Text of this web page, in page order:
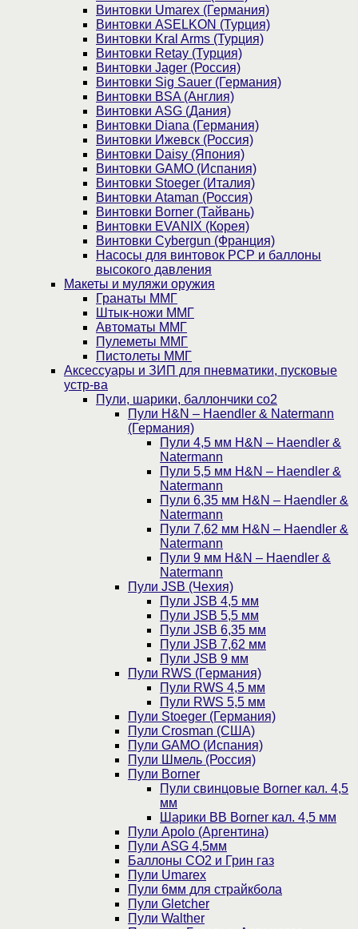
Винтовки Umarex (Германия)
Винтовки ASELKON (Турция)
Винтовки Kral Arms (Турция)
Винтовки Retay (Турция)
Винтовки Jager (Россия)
Винтовки Sig Sauer (Германия)
Винтовки BSA (Англия)
Винтовки ASG (Дания)
Винтовки Diana (Германия)
Винтовки Ижевск (Россия)
Винтовки Daisy (Япония)
Винтовки GAMO (Испания)
Винтовки Stoeger (Италия)
Винтовки Ataman (Россия)
Винтовки Borner (Тайвань)
Винтовки EVANIX (Корея)
Винтовки Cybergun (Франция)
Насосы для винтовок PCP и баллоны
высокого давления
Макеты и муляжи оружия
Гранаты ММГ
Штык-ножи ММГ
Автоматы ММГ
Пулеметы ММГ
Пистолеты ММГ
Аксессуары и ЗИП для пневматики, пусковые
устр-ва
Пули, шарики, баллончики со2
Пули H&N – Haendler & Natermann
(Германия)
Пули 4,5 мм H&N – Haendler &
Natermann
Пули 5,5 мм H&N – Haendler &
Natermann
Пули 6,35 мм H&N – Haendler &
Natermann
Пули 7,62 мм H&N – Haendler &
Natermann
Пули 9 мм H&N – Haendler &
Natermann
Пули JSB (Чехия)
Пули JSB 4,5 мм
Пули JSB 5,5 мм
Пули JSB 6,35 мм
Пули JSB 7,62 мм
Пули JSB 9 мм
Пули RWS (Германия)
Пули RWS 4,5 мм
Пули RWS 5,5 мм
Пули Stoeger (Германия)
Пули Crosman (США)
Пули GAMO (Испания)
Пули Шмель (Россия)
Пули Borner
Пули свинцовые Borner кал. 4,5
мм
Шарики BB Borner кал. 4,5 мм
Пули Apolo (Аргентина)
Пули ASG 4,5мм
Баллоны CO2 и Грин газ
Пули Umarex
Пули 6мм для страйкбола
Пули Gletcher
Пули Walther